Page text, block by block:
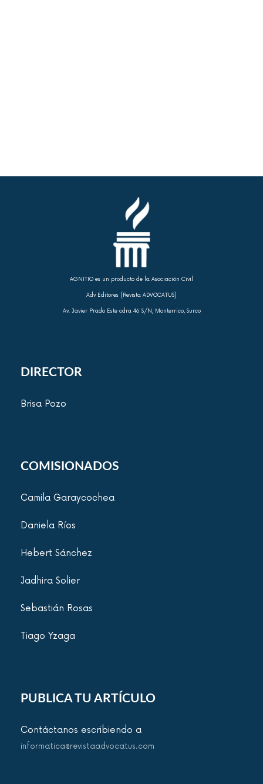
AGNITIO es un producto de la Asociación Civil
Adv Editores (Revista ADVOCATUS)
Av. Javier Prado Este cdra 46 S/N, Monterrico, Surco
DIRECTOR
Brisa Pozo
COMISIONADOS
Camila Garaycochea
Daniela Ríos
Hebert Sánchez
Jadhira Solier
Sebastián Rosas
Tiago Yzaga
PUBLICA TU ARTÍCULO
Contáctanos escribiendo a
informatica@revistaadvocatus.com